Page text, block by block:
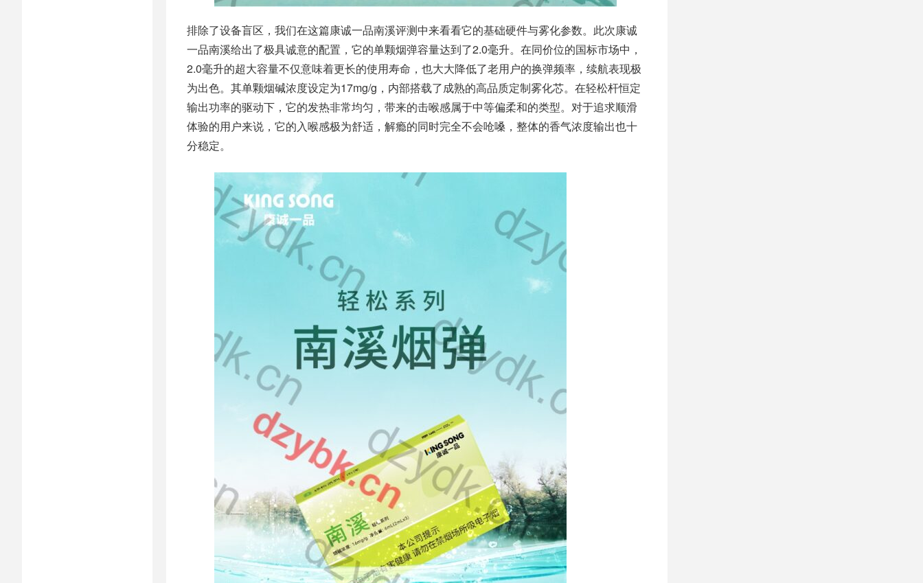
排除了设备盲区，我们在这篇康诚一品南溪评测中来看看它的基础硬件与雾化参数。此次康诚
一品南溪给出了极具诚意的配置，它的单颗烟弹容量达到了2.0毫升。在同价位的国标市场中，
2.0毫升的超大容量不仅意味着更长的使用寿命，也大大降低了老用户的换弹频率，续航表现极
为出色。其单颗烟碱浓度设定为17mg/g，内部搭载了成熟的高品质定制雾化芯。在轻松杆恒定
输出功率的驱动下，它的发热非常均匀，带来的击喉感属于中等偏柔和的类型。对于追求顺滑
体验的用户来说，它的入喉感极为舒适，解瘾的同时完全不会呛嗓，整体的香气浓度输出也十
分稳定。